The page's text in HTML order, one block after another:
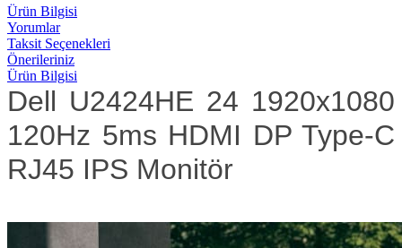
Ürün Bilgisi
Yorumlar
Taksit Seçenekleri
Önerileriniz
Ürün Bilgisi
Dell U2424HE 24 1920x1080
120Hz 5ms HDMI DP Type-C
RJ45 IPS Monitör